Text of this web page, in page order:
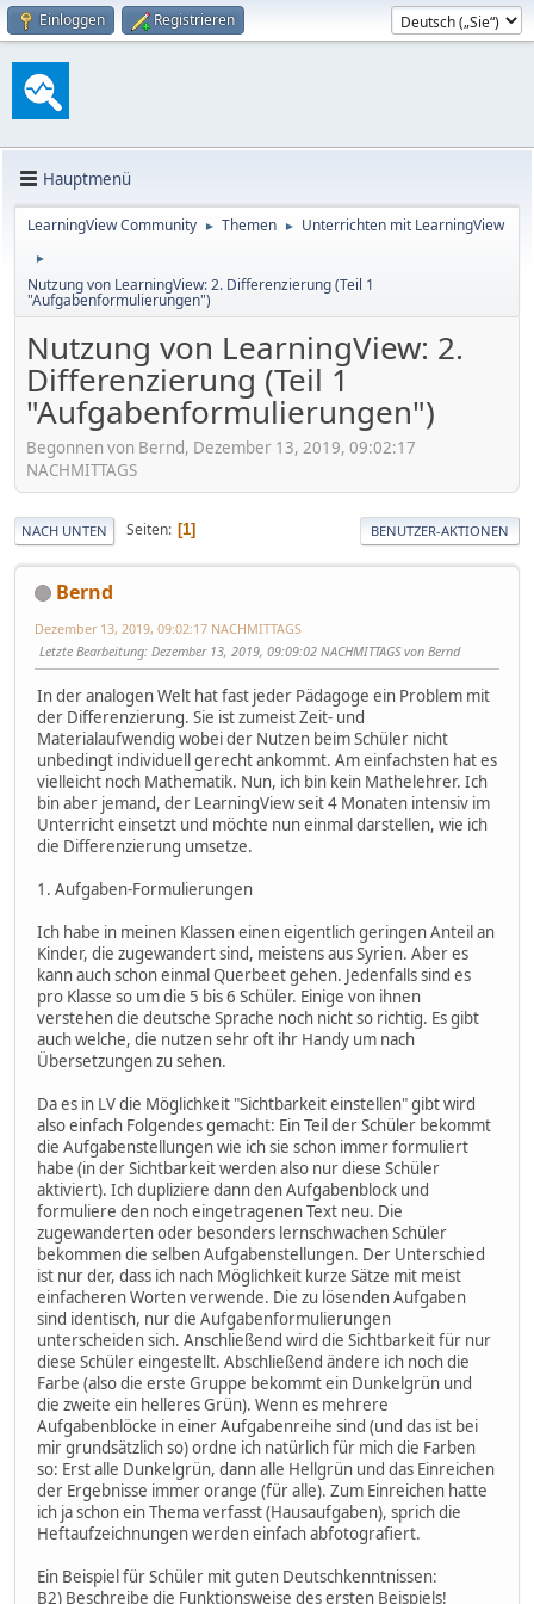
Einloggen Registrieren
Hauptmenü
LearningView Community ► Themen ► Unterrichten mit LearningView
►
Nutzung von LearningView: 2. Differenzierung (Teil 1
"Aufgabenformulierungen")
Nutzung von LearningView: 2.
Differenzierung (Teil 1
"Aufgabenformulierungen")
Begonnen von Bernd, Dezember 13, 2019, 09:02:17
NACHMITTAGS
NACH UNTEN Seiten 1 BENUTZER-AKTIONEN
Bernd
Dezember 13, 2019, 09:02:17 NACHMITTAGS
Letzte Bearbeitung: Dezember 13, 2019, 09:09:02 NACHMITTAGS von Bernd
In der analogen Welt hat fast jeder Pädagoge ein Problem mit
der Differenzierung. Sie ist zumeist Zeit- und
Materialaufwendig wobei der Nutzen beim Schüler nicht
unbedingt individuell gerecht ankommt. Am einfachsten hat es
vielleicht noch Mathematik. Nun, ich bin kein Mathelehrer. Ich
bin aber jemand, der LearningView seit 4 Monaten intensiv im
Unterricht einsetzt und möchte nun einmal darstellen, wie ich
die Differenzierung umsetze.
1. Aufgaben-Formulierungen
Ich habe in meinen Klassen einen eigentlich geringen Anteil an
Kinder, die zugewandert sind, meistens aus Syrien. Aber es
kann auch schon einmal Querbeet gehen. Jedenfalls sind es
pro Klasse so um die 5 bis 6 Schüler. Einige von ihnen
verstehen die deutsche Sprache noch nicht so richtig. Es gibt
auch welche, die nutzen sehr oft ihr Handy um nach
Übersetzungen zu sehen.
Da es in LV die Möglichkeit "Sichtbarkeit einstellen" gibt wird
also einfach Folgendes gemacht: Ein Teil der Schüler bekommt
die Aufgabenstellungen wie ich sie schon immer formuliert
habe (in der Sichtbarkeit werden also nur diese Schüler
aktiviert). Ich dupliziere dann den Aufgabenblock und
formuliere den noch eingetragenen Text neu. Die
zugewanderten oder besonders lernschwachen Schüler
bekommen die selben Aufgabenstellungen. Der Unterschied
ist nur der, dass ich nach Möglichkeit kurze Sätze mit meist
einfacheren Worten verwende. Die zu lösenden Aufgaben
sind identisch, nur die Aufgabenformulierungen
unterscheiden sich. Anschließend wird die Sichtbarkeit für nur
diese Schüler eingestellt. Abschließend ändere ich noch die
Farbe (also die erste Gruppe bekommt ein Dunkelgrün und
die zweite ein helleres Grün). Wenn es mehrere
Aufgabenblöcke in einer Aufgabenreihe sind (und das ist bei
mir grundsätzlich so) ordne ich natürlich für mich die Farben
so: Erst alle Dunkelgrün, dann alle Hellgrün und das Einreichen
der Ergebnisse immer orange (für alle). Zum Einreichen hatte
ich ja schon ein Thema verfasst (Hausaufgaben), sprich die
Heftaufzeichnungen werden einfach abfotografiert.
Ein Beispiel für Schüler mit guten Deutschkenntnissen:
B2) Beschreibe die Funktionsweise des ersten Beispiels!